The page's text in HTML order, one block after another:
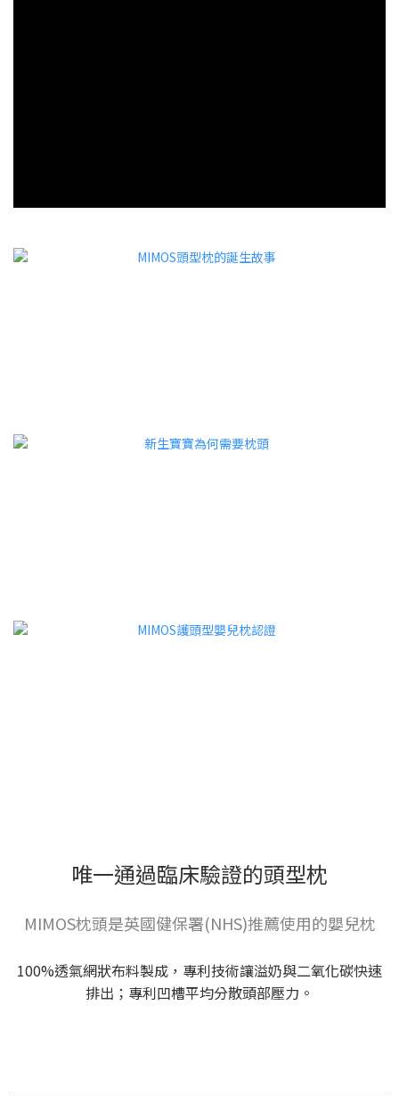
唯一通過臨床驗證的頭型枕
MIMOS枕頭是英國健保署(NHS)推薦使用的嬰兒枕
100%透氣網狀布料製成，專利技術讓溢奶與二氧化碳快速
排出；專利凹槽平均分散頭部壓力。